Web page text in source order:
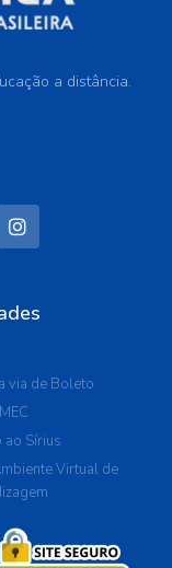
a distância.
via de Boleto
ao Sírius
Virtual de